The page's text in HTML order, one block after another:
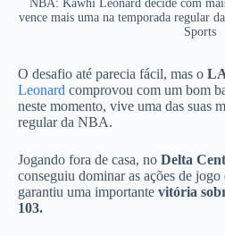
NBA: Kawhi Leonard decide com
vence mais uma na temporada regular
Sports
O desafio até parecia fácil, mas o
Leonard comprovou com um bom
neste momento, vive uma das suas
regular da NBA.
Jogando fora de casa, no Delta
conseguiu dominar as ações de
garantiu uma importante vitória
103.